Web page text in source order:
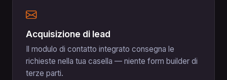
Acquisizione di lead
Il modulo di contatto integrato consegna le
richieste nella tua casella — niente form builder di
terze parti.